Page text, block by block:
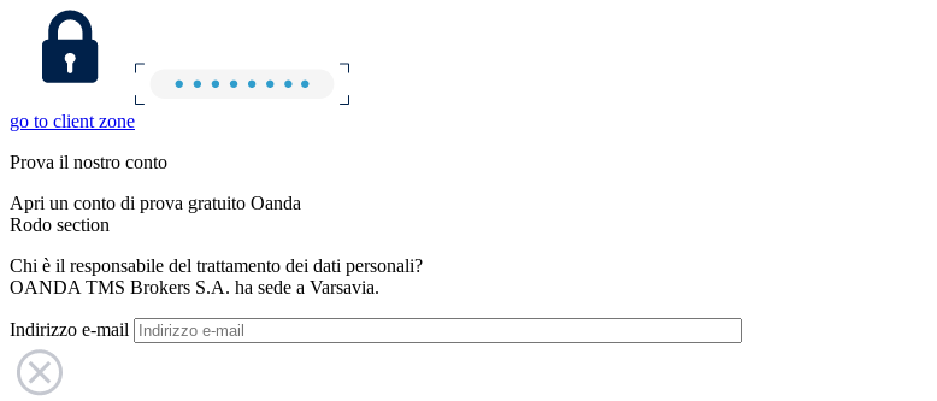
go to client zone
Prova il nostro conto
Apri un conto di prova gratuito Oanda
Rodo section
Chi è il responsabile del trattamento dei dati personali?
OANDA TMS Brokers S.A. ha sede a Varsavia.
Indirizzo e-mail